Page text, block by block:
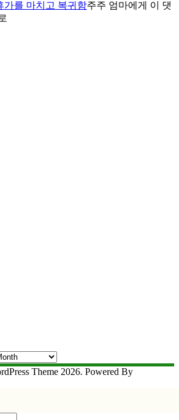
가를 마치고 복귀함주주 엄마에게 이 댓
Theme 2026. Powered By